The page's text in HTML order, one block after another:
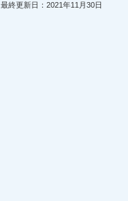
最終更新日：2021年11月30日